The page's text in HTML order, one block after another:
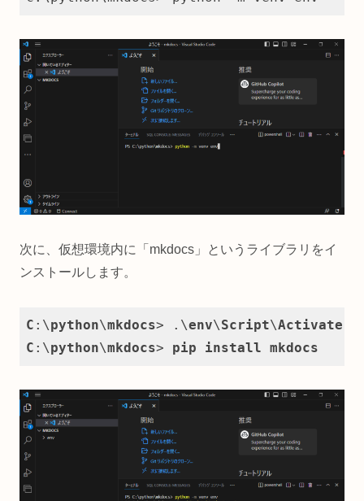
次に、仮想環境内に「mkdocs」というライブラリをイ
ンストールします。
C :\python\mkdocs> .\env\Script\Activate
C :\python\mkdocs> pip install mkdocs